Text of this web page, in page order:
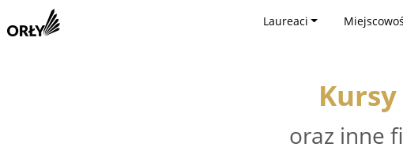
Laureaci
oraz inne